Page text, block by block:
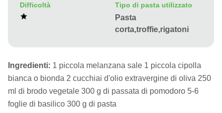
Difficoltà Tipo di pasta utilizzato
Pasta
corta,troffie,rigatoni
Ingredienti: 1 piccola melanzana sale 1 piccola cipolla
bianca o bionda 2 cucchiai d'olio extravergine di oliva 250
ml di brodo vegetale 300 g di passata di pomodoro 5-6
foglie di basilico 300 g di pasta